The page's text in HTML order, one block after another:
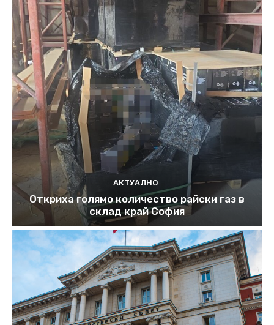
АКТУАЛНО
Откриха голямо количество райски газ в
склад край София